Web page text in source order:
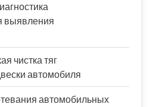
выявления
чистка тяг
автомобиля
автомобильных